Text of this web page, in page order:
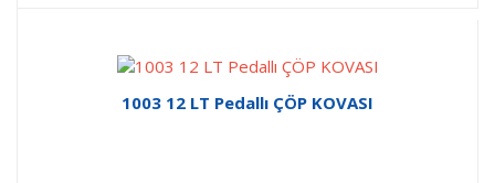
1003 12 LT Pedallı ÇÖP KOVASI